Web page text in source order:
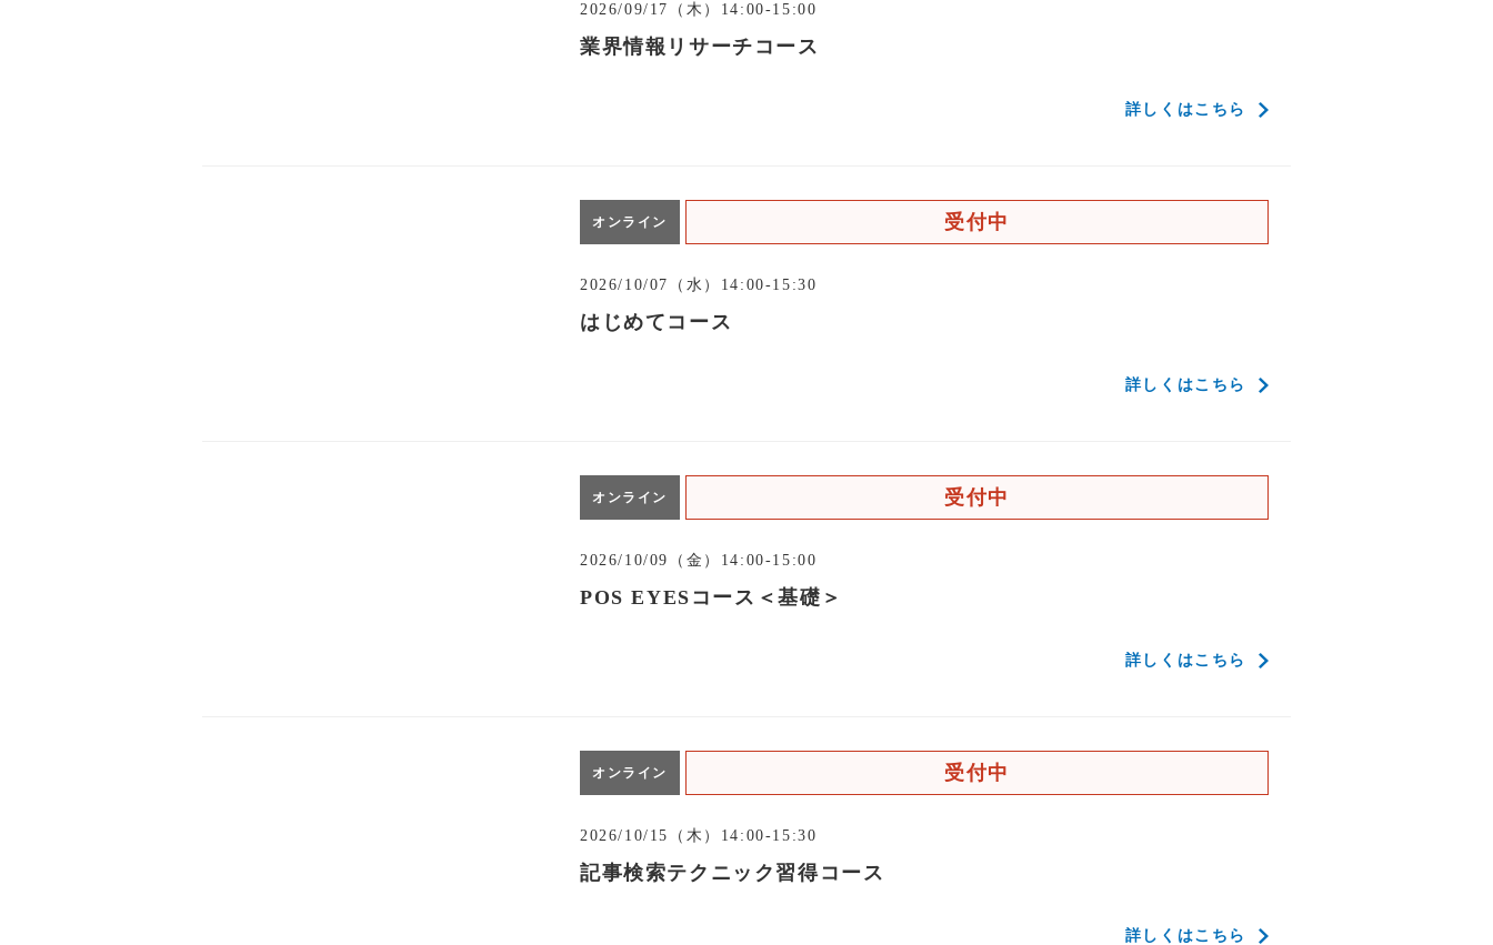
2026/09/17（木）14:00-15:00
業界情報リサーチコース
詳しくはこちら
オンライン 受付中
2026/10/07（水）14:00-15:30
はじめてコース
詳しくはこちら
オンライン 受付中
2026/10/09（金）14:00-15:00
POS EYESコース＜基礎＞
詳しくはこちら
オンライン 受付中
2026/10/15（木）14:00-15:30
記事検索テクニック習得コース
詳しくはこちら